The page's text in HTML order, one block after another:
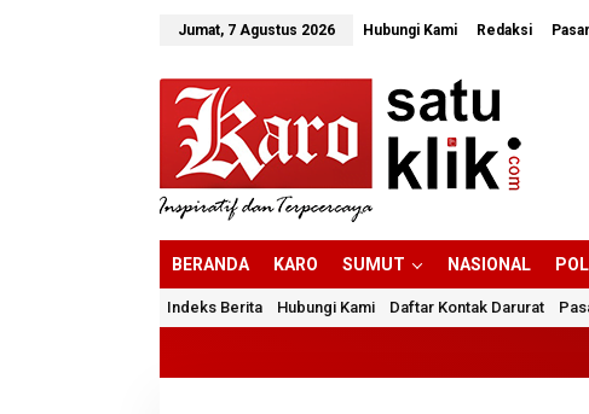
Jumat, 7 Agustus 2026 Hubungi Kami Redaksi
BERANDA KARO SUMUT NASIONAL
Indeks Berita Hubungi Kami Daftar Kontak Darurat